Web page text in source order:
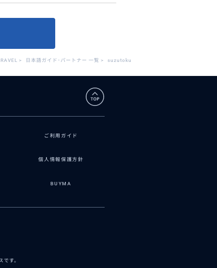
> 日本語ガイド･パートナー 一覧 > suzutoku
ご利用ガイド
個人情報保護方針
BUYMA
す。